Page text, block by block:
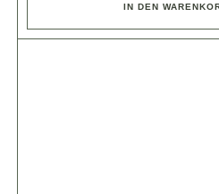
IN DEN